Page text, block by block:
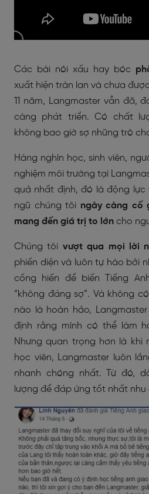
Các bài nói xấu hay bóc
xuất hiện tràn lan và chưa
11 năm, Langmaster vẫn đã,
càng phát triển. Có chất
không bao giờ sợ những trò
Hàng nghìn học, sinh viên,
nghiệm môi trường tại
quả nhất định, đó là động
ngũ chúng tôi ngày càng cố
mang đến giá trị to lớn cho
Chúng tôi vượt qua mọi lời
phiến diện và luôn tự hào bởi
cống hiến để biến Tiếng
“không đáng sợ”. Và không
nào là hoàn hảo,
định rằng mình có thể làm
Nhưng quan trọng hơn là khi
học viên, Langmaster luôn
nhanh chóng nhất. Từ đó,
lượng để đáp ứng tốt nhất nhu